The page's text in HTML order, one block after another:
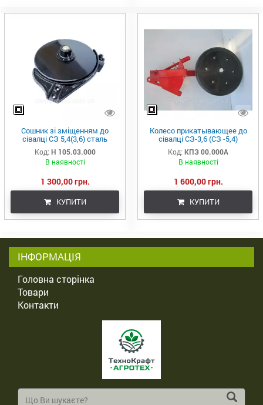
Сошник зі зміщенням до
сівалці СЗ 5,4(3,6) сталь
борированна
Код: Н 105.03.000
В наявності
1 300,00 грн.
КУПИТИ
Колесо прикатывающее до
сівалці СЗ-3,6 (СЗ -5,4)
(сошник без зміщення)
Код: КПЗ 00.000А
В наявності
1 600,00 грн.
КУПИТИ
ІНФОРМАЦІЯ
Головна сторінка
Товари
Контакти